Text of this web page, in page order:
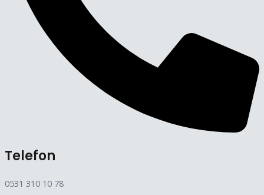
Telefon
0531 310 10 78